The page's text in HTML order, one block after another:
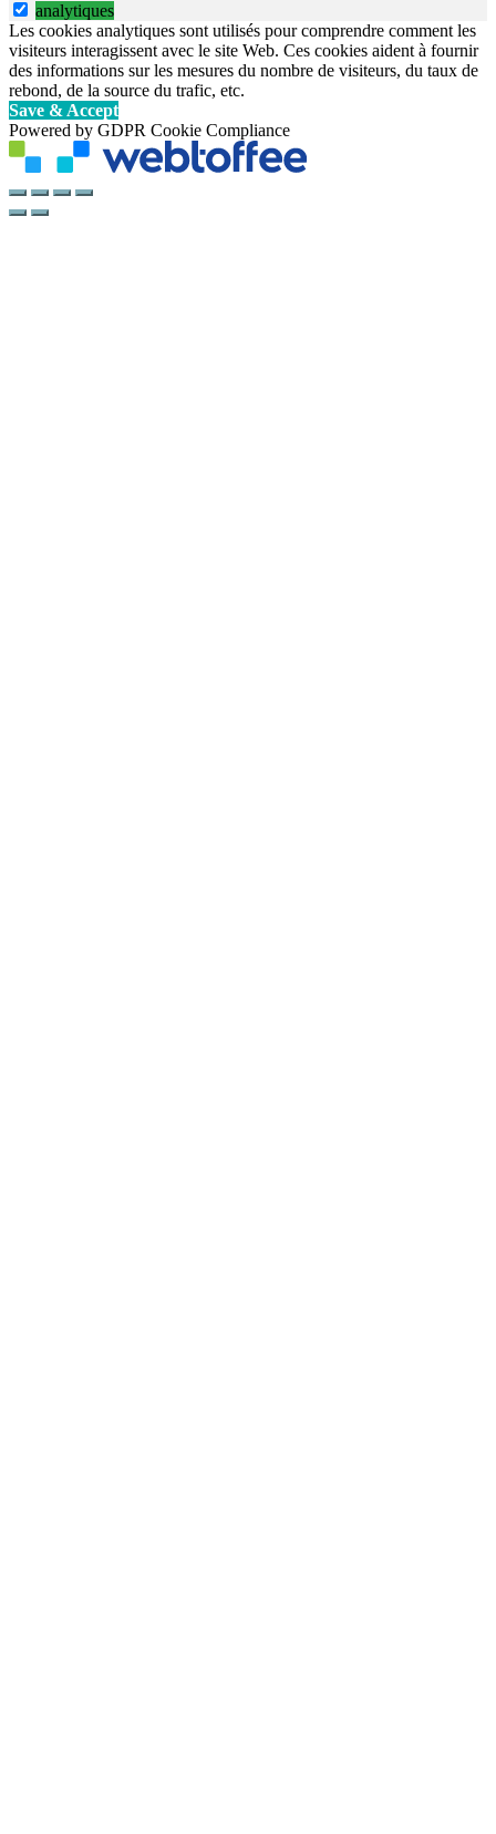
analytiques
Les cookies analytiques sont utilisés pour comprendre comment les
visiteurs interagissent avec le site Web. Ces cookies aident à fournir
des informations sur les mesures du nombre de visiteurs, du taux de
rebond, de la source du trafic, etc.
Save & Accept
Powered by GDPR Cookie Compliance